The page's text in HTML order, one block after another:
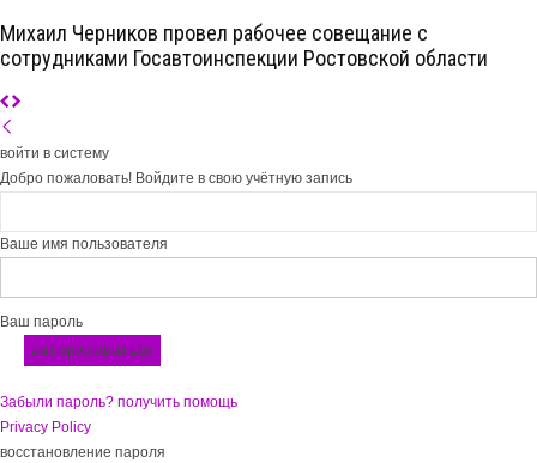
Михаил Черников провел рабочее совещание с
сотрудниками Госавтоинспекции Ростовской области
войти в систему
Добро пожаловать! Войдите в свою учётную запись
Ваше имя пользователя
Ваш пароль
Забыли пароль? получить помощь
Privacy Policy
восстановление пароля